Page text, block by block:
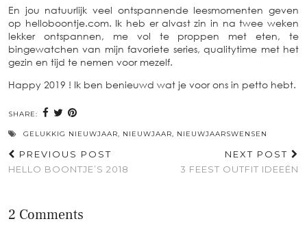
En jou natuurlijk veel ontspannende leesmomenten geven
op helloboontje.com. Ik heb er alvast zin in na twee weken
lekker ontspannen, me vol te proppen met eten, te
bingewatchen van mijn favoriete series, qualitytime met het
gezin en tijd te nemen voor mezelf.
Happy 2019 ! Ik ben benieuwd wat je voor ons in petto hebt.
SHARE:
GELUKKIG NIEUWJAAR, NIEUWJAAR, NIEUWJAARSWENSEN
PREVIOUS POST
HELLO BOONTJE’S 2018
NEXT POST
3 FEEST OUTFIT IDEEËN
2 Comments